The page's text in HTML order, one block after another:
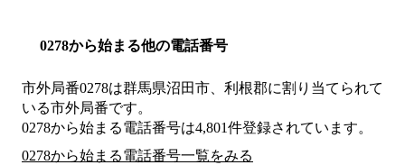
0278から始まる他の電話番号
市外局番0278は群馬県沼田市、利根郡に割り当てられて
いる市外局番です。
0278から始まる電話番号は4,801件登録されています。
0278から始まる電話番号一覧をみる